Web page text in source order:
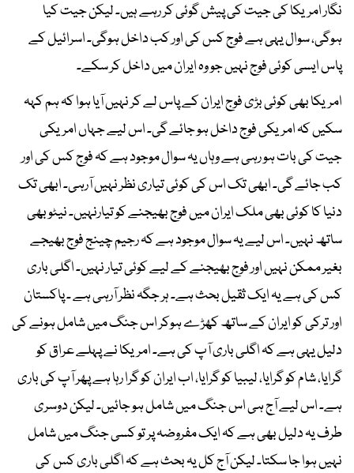
نگار امریکا کی جیت کی پیش گوئی کر رہے ہیں۔ لیکن جیت کیا
ہوگی، سوال یہی ہے فوج کس کی اور کب داخل ہوگی۔ اسرائیل کے
پاس ایسی کوئی فوج نہیں جو وہ ایران میں داخل کر سکے۔
امریکا بھی کوئی بڑی فوج ایران کے پاس لے کر نہیں آیا ہوا کہ ہم کہہ
سکیں کہ امریکی فوج داخل ہو جائے گی۔ اس لیے جہاں امریکی
جیت کی بات ہو رہی ہے وہاں یہ سوال موجود ہے کہ فوج کس کی اور
کب جائے گی۔ ابھی تک اس کی کوئی تیاری نظر نہیں آرہی۔ ابھی تک
دنیا کا کوئی بھی ملک ایران میں فوج بھیجنے کو تیارنہیں۔ نیٹو بھی
ساتھ نہیں۔ اس لیے یہ سوال موجود ہے کہ رجیم چینج فوج بھیجے
بغیر ممکن نہیں اور فوج بھیجنے کے لیے کوئی تیار نہیں۔ اگلی باری
کس کی ہے یہ ایک ثقیل بحث ہے۔ ہر جگہ نظر آرہی ہے ۔ پاکستان
اور ترکی کو ایران کے ساتھ کھڑے ہوکر اس جنگ میں شامل ہونے کی
دلیل یہی ہے کہ اگلی باری آپ کی ہے۔ امریکا نے پہلے عراق کو
گرایا، شام کو گرایا، لیبیا کو گرایا، اب ایران کو گرا رہا ہے پھر آپ کی باری
ہے۔ اس لیے آج ہی اس جنگ میں شامل ہو جائیں۔ لیکن دوسری
طرف یہ دلیل بھی ہے کہ ایک مفروضہ پر تو کسی جنگ میں شامل
نہیں ہوا جا سکتا۔ لیکن آج کل یہ بحث ہے کہ اگلی باری کس کی